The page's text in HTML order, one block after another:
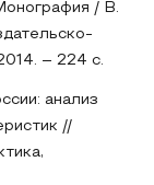
/ В.
– 224 с.
анализ
//